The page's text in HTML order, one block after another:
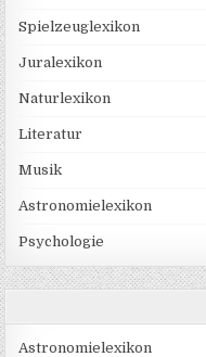
Spielzeuglexikon
Juralexikon
Naturlexikon
Literatur
Musik
Astronomielexikon
Psychologie
Astronomielexikon